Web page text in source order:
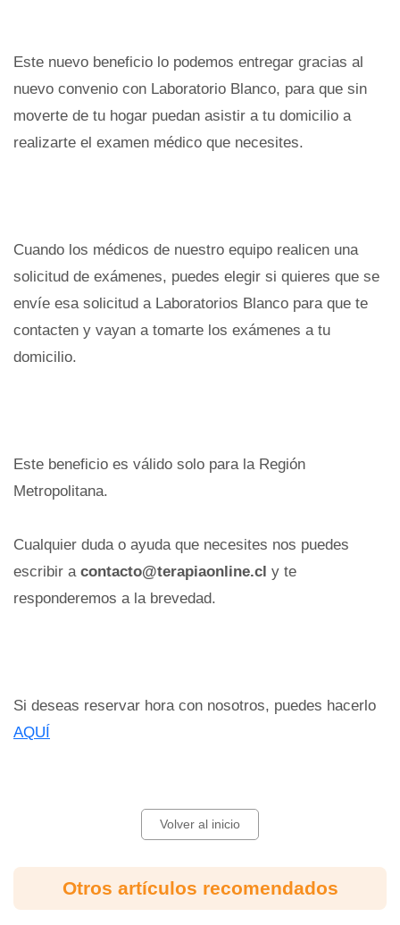
Este nuevo beneficio lo podemos entregar gracias al
nuevo convenio con Laboratorio Blanco, para que sin
moverte de tu hogar puedan asistir a tu domicilio a
realizarte el examen médico que necesites.
Cuando los médicos de nuestro equipo realicen una
solicitud de exámenes, puedes elegir si quieres que se
envíe esa solicitud a Laboratorios Blanco para que te
contacten y vayan a tomarte los exámenes a tu
domicilio.
Este beneficio es válido solo para la Región
Metropolitana.
Cualquier duda o ayuda que necesites nos puedes
escribir a contacto@terapiaonline.cl y te
responderemos a la brevedad.
Si deseas reservar hora con nosotros, puedes hacerlo
AQUÍ
Volver al inicio
Otros artículos recomendados